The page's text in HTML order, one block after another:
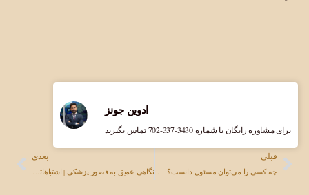
قبلی بعدی
نگاهی عمیق به قصور پزشکی | اشتباهاتی که باید از آنها اجتناب کنید ۲۰۲۶
ادوین جونز
برای مشاوره رایگان با شماره ‎702-337-3430 تماس بگیرید